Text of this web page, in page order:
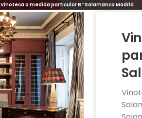
Vinoteca a medida particular Bº Salamanca Madrid